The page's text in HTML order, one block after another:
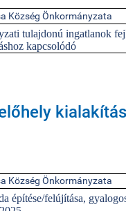
Község Önkormányzata
tulajdonú ingatlanok
kapcsolódó
Község Önkormányzata
építése/felújítása,